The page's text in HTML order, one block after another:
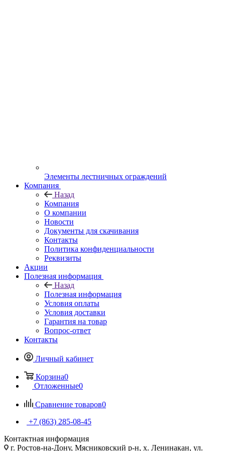
Элементы лестничных ограждений
Компания
Назад
Компания
О компании
Новости
Документы для скачивания
Контакты
Политика конфиденциальности
Реквизиты
Акции
Полезная информация
Назад
Полезная информация
Условия оплаты
Условия доставки
Гарантия на товар
Вопрос-ответ
Контакты
Личный кабинет
Корзина0
Отложенные0
Сравнение товаров0
+7 (863) 285-08-45
Контактная информация
г. Ростов-на-Дону, Мясниковский р-н, х. Ленинакан, ул.